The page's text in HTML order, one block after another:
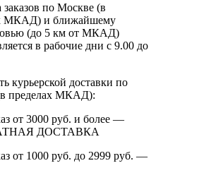
заказов по Москве (в
МКАД) и ближайшему
(до 5 км от МКАД)
в рабочие дни с 9.00 до
курьерской доставки по
пределах МКАД):
3000 руб. и более —
ДОСТАВКА
1000 руб. до 2999 руб. —